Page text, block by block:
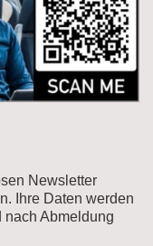
Newsletter
Ihre Daten werden
nach Abmeldung